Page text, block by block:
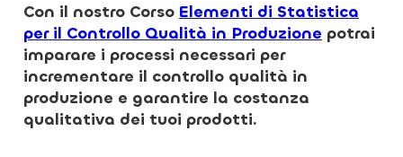
Con il nostro Corso Elementi di Statistica
per il Controllo Qualità in Produzione potrai
imparare i processi necessari per
incrementare il controllo qualità in
produzione e garantire la costanza
qualitativa dei tuoi prodotti.